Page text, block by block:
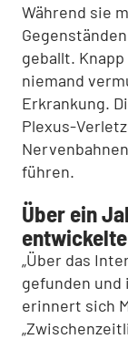
Während sie
geballt.
niemand
Erkrankung.
Plexus-
führen.
Über ein
„Über das
gefunden und
erinnert sich